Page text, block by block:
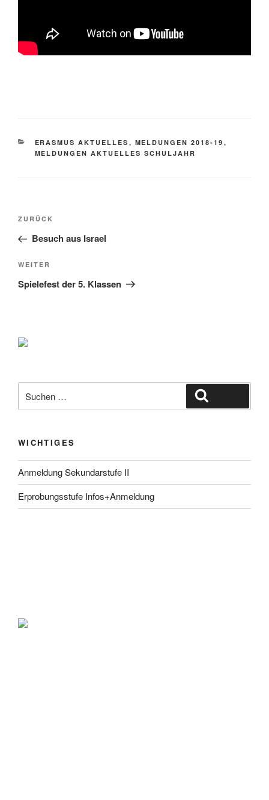
KATEGORIEN
ERASMUS AKTUELLES , MELDUNGEN 2018-19 ,
MELDUNGEN AKTUELLES SCHULJAHR
Beitragsnavigation
Vorheriger
Beitrag
ZURÜCK
Besuch aus Israel
Nächster
Beitrag
WEITER
Spielefest der 5. Klassen
nach:
WICHTIGES
Anmeldung Sekundarstufe II
Erprobungsstufe Infos+Anmeldung